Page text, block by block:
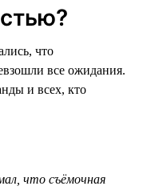
что
все ожидания.
и всех, кто
что съёмочная